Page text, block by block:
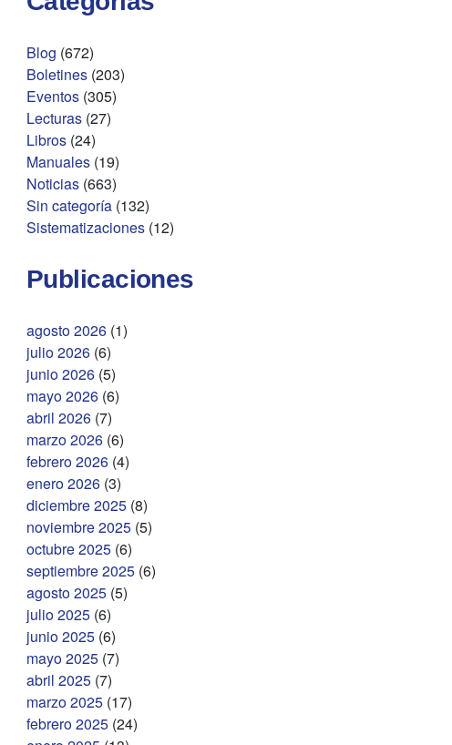
Blog (672)
Boletines (203)
Eventos (305)
Lecturas (27)
Libros (24)
Manuales (19)
Noticias (663)
Sin categoría (132)
Sistematizaciones (12)
Publicaciones
agosto 2026 (1)
julio 2026 (6)
junio 2026 (5)
mayo 2026 (6)
abril 2026 (7)
marzo 2026 (6)
febrero 2026 (4)
enero 2026 (3)
diciembre 2025 (8)
noviembre 2025 (5)
octubre 2025 (6)
septiembre 2025 (6)
agosto 2025 (5)
julio 2025 (6)
junio 2025 (6)
mayo 2025 (7)
abril 2025 (7)
marzo 2025 (17)
febrero 2025 (24)